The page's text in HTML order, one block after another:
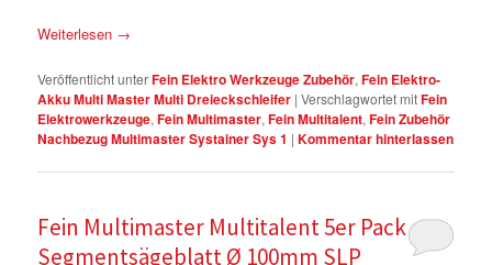
Weiterlesen →
Veröffentlicht unterFein Elektro Werkzeuge Zubehör,Fein Elektro-
Akku Multi Master Multi Dreieckschleifer |Verschlagwortet mitFein
Elektrowerkzeuge,Fein Multimaster,Fein Multitalent,Fein Zubehör
Nachbezug Multimaster Systainer Sys 1 |Kommentar hinterlassen
Fein Multimaster Multitalent 5er Pack HSS
Segmentsägeblatt Ø 100mm SLP